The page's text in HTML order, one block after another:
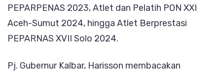
PEPARPENAS 2023, Atlet dan Pelatih PON XXI
Aceh-Sumut 2024, hingga Atlet Berprestasi
PEPARNAS XVII Solo 2024.
Pj. Gubernur Kalbar, Harisson membacakan